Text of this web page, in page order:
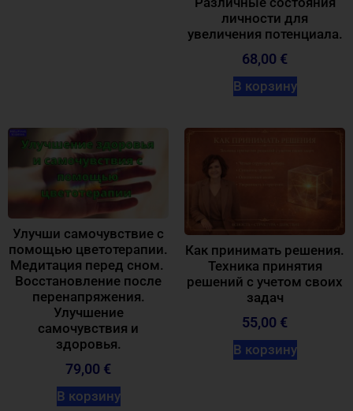
личности для
увеличения потенциала.
68,00 €
В корзину
Улучши самочувствие с
помощью цветотерапии.
Медитация перед сном.
Восстановление после
перенапряжения.
Улучшение
самочувствия и
здоровья.
79,00 €
В корзину
Как принимать решения.
Техника принятия
решений с учетом своих
задач
55,00 €
В корзину